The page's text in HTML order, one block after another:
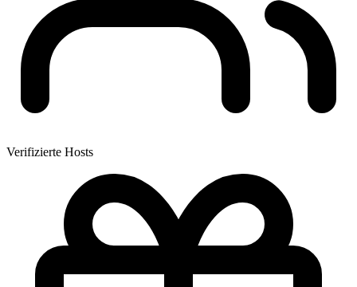
Verifizierte Hosts